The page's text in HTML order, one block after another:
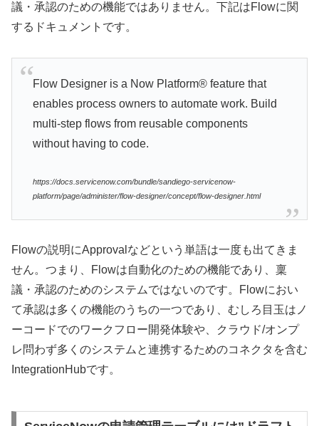
議・承認のための機能ではありません。下記はFlowに関
するドキュメントです。
Flow Designer is a Now Platform® feature that
enables process owners to automate work. Build
multi-step flows from reusable components
without having to code.
https://docs.servicenow.com/bundle/sandiego-servicenow-
platform/page/administer/flow-designer/concept/flow-designer.html
Flowの説明にApprovalなどという単語は一度も出てきま
せん。つまり、Flowは自動化のための機能であり、稟
議・承認のためのシステムではないのです。Flowにおい
て承認は多くの機能のうちの一つであり、むしろ目玉はノ
ーコードでのワークフロー開発体験や、クラウド/オンプ
レ問わず多くのシステムと連携するためのコネクタを含む
IntegrationHubです。